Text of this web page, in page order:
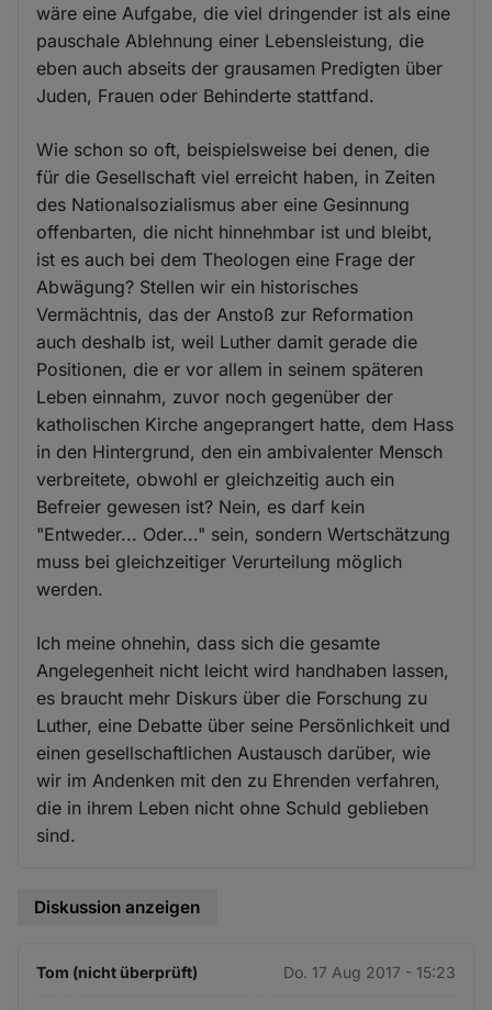
wäre eine Aufgabe, die viel dringender ist als eine
pauschale Ablehnung einer Lebensleistung, die
eben auch abseits der grausamen Predigten über
Juden, Frauen oder Behinderte stattfand.
Wie schon so oft, beispielsweise bei denen, die
für die Gesellschaft viel erreicht haben, in Zeiten
des Nationalsozialismus aber eine Gesinnung
offenbarten, die nicht hinnehmbar ist und bleibt,
ist es auch bei dem Theologen eine Frage der
Abwägung? Stellen wir ein historisches
Vermächtnis, das der Anstoß zur Reformation
auch deshalb ist, weil Luther damit gerade die
Positionen, die er vor allem in seinem späteren
Leben einnahm, zuvor noch gegenüber der
katholischen Kirche angeprangert hatte, dem Hass
in den Hintergrund, den ein ambivalenter Mensch
verbreitete, obwohl er gleichzeitig auch ein
Befreier gewesen ist? Nein, es darf kein
"Entweder... Oder..." sein, sondern Wertschätzung
muss bei gleichzeitiger Verurteilung möglich
werden.
Ich meine ohnehin, dass sich die gesamte
Angelegenheit nicht leicht wird handhaben lassen,
es braucht mehr Diskurs über die Forschung zu
Luther, eine Debatte über seine Persönlichkeit und
einen gesellschaftlichen Austausch darüber, wie
wir im Andenken mit den zu Ehrenden verfahren,
die in ihrem Leben nicht ohne Schuld geblieben
sind.
Diskussion anzeigen
Tom (nicht überprüft) Do. 17 Aug 2017 - 15:23